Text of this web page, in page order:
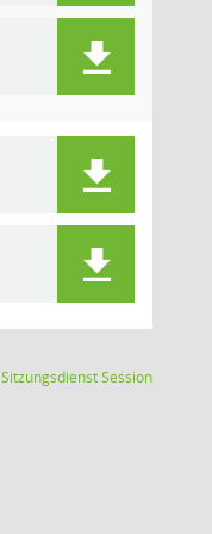
SitzungsdienstSession(Wird in